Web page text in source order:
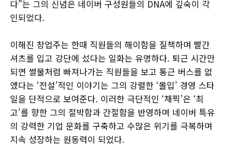
다”는 그의 신념은 네이버 구성원들의 DNA에 깊숙이 각
인되었다.
이해진 창업주는 한때 직원들의 해이함을 질책하며 빨간
셔츠를 입고 강단에 섰다는 일화는 유명하다. 퇴근 시간만
되면 썰물처럼 빠져나가는 직원들을 보고 통근 버스를 없
앴다는 ‘전설’적인 이야기는 그의 강렬한 ‘몰입’ 경영 스타
일을 단적으로 보여준다. 이러한 극단적인 ‘채찍’은 ‘최
고’를 향한 그의 절박함과 간절함을 반영하며 네이버 특유
의 강력한 기업 문화를 구축하고 수많은 위기를 극복하며
지속 성장하는 원동력이 되었다.